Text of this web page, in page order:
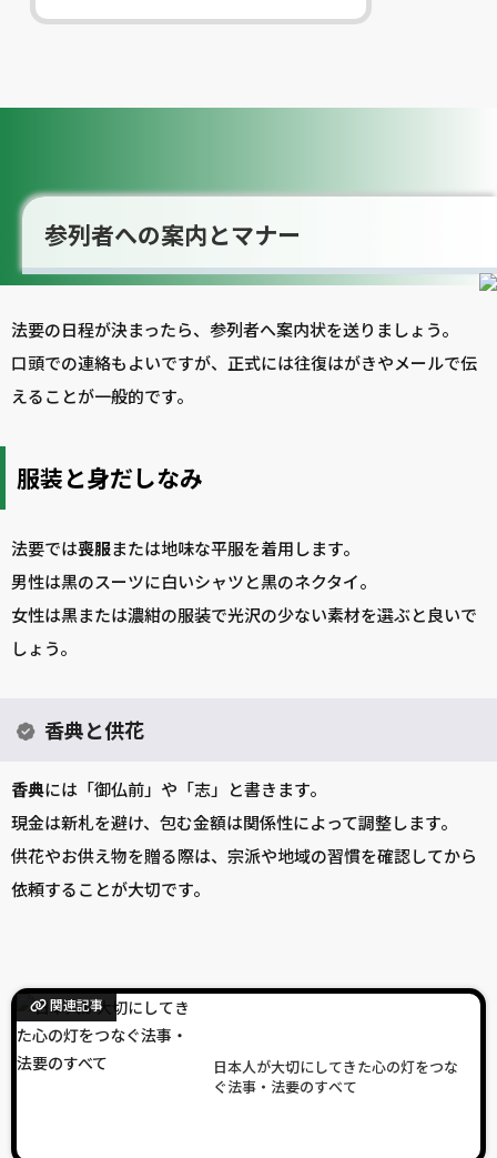
参列者への案内とマナー
法要の日程が決まったら、参列者へ案内状を送りましょう。
口頭での連絡もよいですが、正式には往復はがきやメールで伝
えることが一般的です。
服装と身だしなみ
法要では喪服または地味な平服を着用します。
男性は黒のスーツに白いシャツと黒のネクタイ。
女性は黒または濃紺の服装で光沢の少ない素材を選ぶと良いで
しょう。
香典と供花
香典には「御仏前」や「志」と書きます。
現金は新札を避け、包む金額は関係性によって調整します。
供花やお供え物を贈る際は、宗派や地域の習慣を確認してから
依頼することが大切です。
関連記事
日本人が大切にしてきた心の灯をつな
ぐ法事・法要のすべて